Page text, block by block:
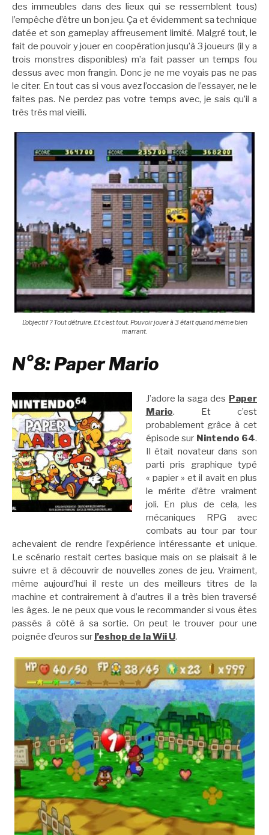
des immeubles dans des lieux qui se ressemblent tous)
l’empêche d’être un bon jeu. Ça et évidemment sa technique
datée et son gameplay affreusement limité. Malgré tout, le
fait de pouvoir y jouer en coopération jusqu’à 3 joueurs (il y a
trois monstres disponibles) m’a fait passer un temps fou
dessus avec mon frangin. Donc je ne me voyais pas ne pas
le citer. En tout cas si vous avez l’occasion de l’essayer, ne le
faites pas. Ne perdez pas votre temps avec, je sais qu’il a
très très mal vieilli.
L’objectif ? Tout détruire. Et c’est tout. Pouvoir jouer à 3 était quand même bien
marrant.
N°8: Paper Mario
J’adore la saga des Paper
Mario. Et c’est
probablement grâce à cet
épisode sur Nintendo 64.
Il était novateur dans son
parti pris graphique typé
« papier » et il avait en plus
le mérite d’être vraiment
joli. En plus de cela, les
mécaniques RPG avec
combats au tour par tour
achevaient de rendre l’expérience intéressante et unique.
Le scénario restait certes basique mais on se plaisait à le
suivre et à découvrir de nouvelles zones de jeu. Vraiment,
même aujourd’hui il reste un des meilleurs titres de la
machine et contrairement à d’autres il a très bien traversé
les âges. Je ne peux que vous le recommander si vous êtes
passés à côté à sa sortie. On peut le trouver pour une
poignée d’euros sur l’eshop de la Wii U.